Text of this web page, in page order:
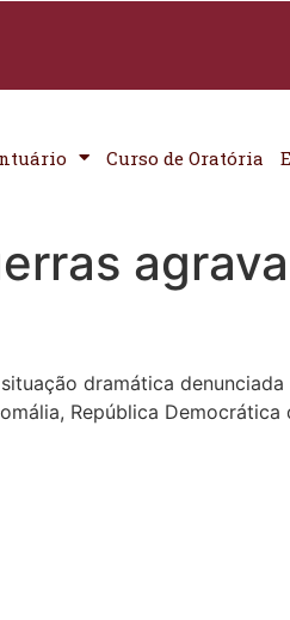
Curso de Oratória
dramática denunciada
República